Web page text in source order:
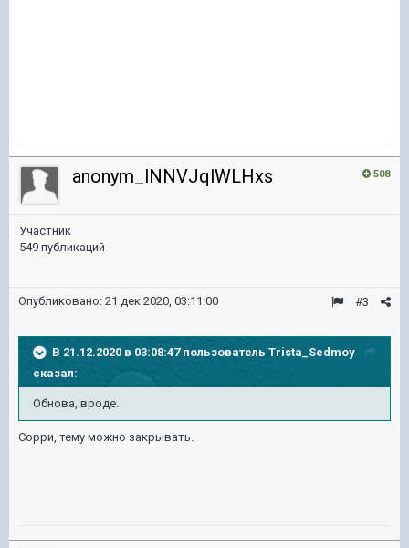
508
anonym_lNNVJqlWLHxs
Участник
549 публикаций
#3
Опубликовано: 21 дек 2020, 03:11:00
В 21.12.2020 в 03:08:47 пользователь Trista_Sedmoy
сказал:
Обнова, вроде.
Сорри, тему можно закрывать.